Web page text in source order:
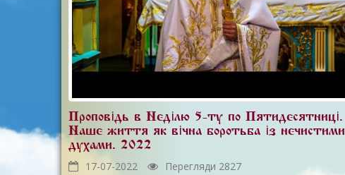
Проповідь в Неділю 5-ту по Пятидесятниці.
Наше життя як вічна боротьба із нечистими
духами. 2022
17-07-2022 Перегляди 2827